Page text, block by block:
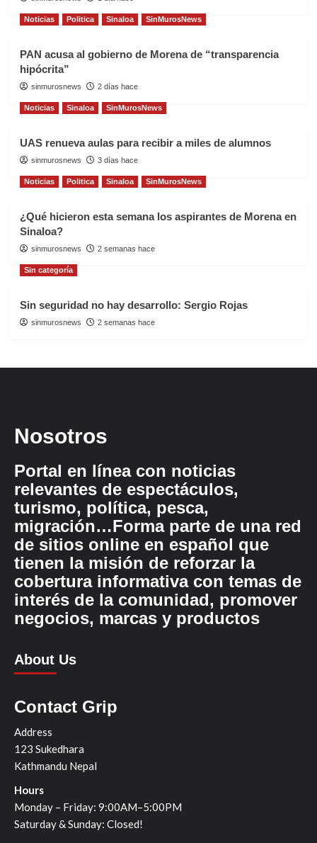
Noticias Politica Sinaloa SinMurosNews
PAN acusa al gobierno de Morena de “transparencia
hipócrita”
sinmurosnews 2 días hace
Noticias Sinaloa SinMurosNews
UAS renueva aulas para recibir a miles de alumnos
sinmurosnews 3 días hace
Noticias Politica Sinaloa SinMurosNews
¿Qué hicieron esta semana los aspirantes de Morena en
Sinaloa?
sinmurosnews 2 semanas hace
Sin categoría
Sin seguridad no hay desarrollo: Sergio Rojas
sinmurosnews 2 semanas hace
Nosotros
Portal en línea con noticias
relevantes de espectáculos,
turismo, política, pesca,
migración…Forma parte de una red
de sitios online en español que
tienen la misión de reforzar la
cobertura informativa con temas de
interés de la comunidad, promover
negocios, marcas y productos
About Us
Contact Grip
Address
123 Sukedhara
Kathmandu Nepal
Hours
Monday – Friday: 9:00AM–5:00PM
Saturday & Sunday: Closed!